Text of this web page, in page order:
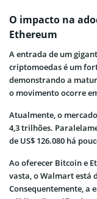
O impacto na
Ethereum
A entrada de um
criptomoedas é um
demonstrando a
o movimento ocorre
Atualmente, o
4,3 trilhões.
de US$ 126.080 há
Ao oferecer Bitcoin e
vasta, o Walmart
Consequentemente, a